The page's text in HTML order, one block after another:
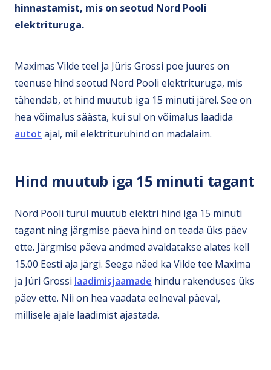
hinnastamist, mis on seotud Nord Pooli
elektrituruga.
Maximas Vilde teel ja Jüris Grossi poe juures on
teenuse hind seotud Nord Pooli elektrituruga, mis
tähendab, et hind muutub iga 15 minuti järel. See on
hea võimalus säästa, kui sul on võimalus laadida
autot ajal, mil elektrituruhind on madalaim.
Hind muutub iga 15 minuti tagant
Nord Pooli turul muutub elektri hind iga 15 minuti
tagant ning järgmise päeva hind on teada üks päev
ette. Järgmise päeva andmed avaldatakse alates kell
15.00 Eesti aja järgi. Seega näed ka Vilde tee Maxima
ja Jüri Grossi laadimisjaamade hindu rakenduses üks
päev ette. Nii on hea vaadata eelneval päeval,
millisele ajale laadimist ajastada.